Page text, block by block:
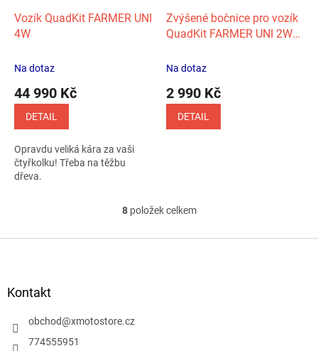
Vozík QuadKit FARMER UNI
4W
Na dotaz
44 990 Kč
DETAIL
Opravdu veliká kára za vaši
čtyřkolku! Třeba na těžbu
dřeva.
Zvýšené bočnice pro vozík
QuadKit FARMER UNI 2W
Na dotaz
2 990 Kč
DETAIL
O
l
8položek celkem
Kontakt
obchod@xmotostore.cz
774555951